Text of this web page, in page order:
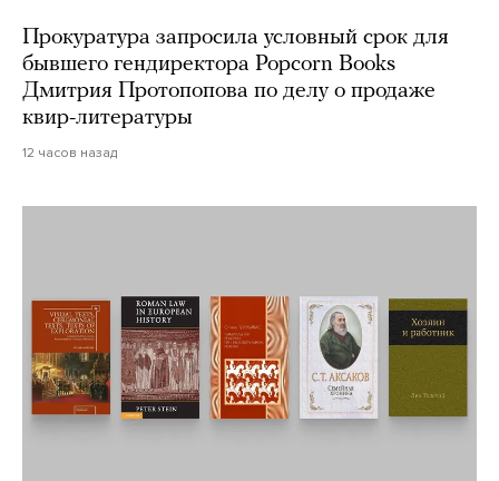
Прокуратура запросила условный срок для
бывшего гендиректора Popcorn Books
Дмитрия Протопопова по делу о продаже
квир-литературы
12 часов назад